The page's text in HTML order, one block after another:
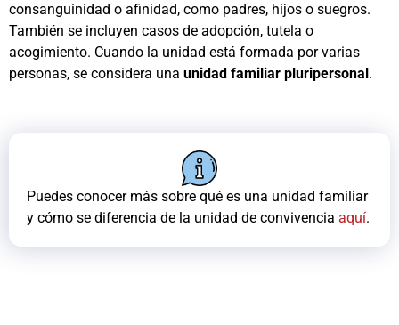
consanguinidad o afinidad, como padres, hijos o suegros.
También se incluyen casos de adopción, tutela o
acogimiento. Cuando la unidad está formada por varias
personas, se considera una unidad familiar pluripersonal.
Puedes conocer más sobre qué es una unidad familiar
y cómo se diferencia de la unidad de convivencia aquí.